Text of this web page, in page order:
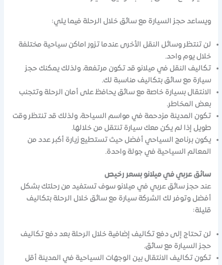
ويساعد حجز السيارة مع سائق خلال الرحلة فيما يلي:
لن تنتظر وسائل النقل الأخرى عندما تزور اماكن سياحية مختلفة
خلال يوم واحد.
تكاليف النقل في ميلانو قد تكون مرتفعة، ولذلك يمكنك حجز
سيارة مع سائق بتكاليف مناسبة لك.
الانتقال بسيارة خاصة مع سائق يحافظ على أمان الرحلة وتتجنب
بعض المخاطر.
تكون المدينة مزدحمة في مواسم السياحة، ولذلك قد تنتظر وقت
طويل إذا لم يكن معك سيارة تنتقل من خلالها.
يكون برنامج السياحي أفضل حيث تستطيع زيارة أكبر عدد من
المعالم السياحية في جولة واحدة.
سائق عربي في ميلانو بسعر رخيص
عند حجز سائق عربي في ميلانو سوف تستفيد من رحلتك بشكل
أفضل وتوفر لك الشركة سيارة مع سائق خلال الرحلة بتكاليف
قليلة:
لن تحتاج إلى دفع تكاليف إضافية خلال الرحلة بعد دفع تكاليف
حجز السيارة مع سائق.
تكون تكاليف الانتقال بين الوجهات السياحية في المدينة أقل